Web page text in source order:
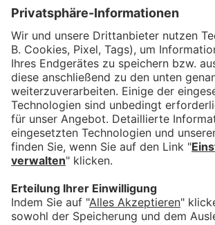
In Kooperation mit